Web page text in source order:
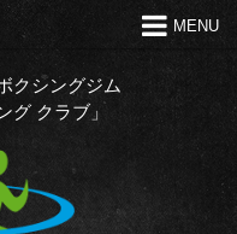
クラブの特徴
代表あいさつ
Ｑ＆Ａ
入会案内
MENU
クシングジム
グ クラブ」